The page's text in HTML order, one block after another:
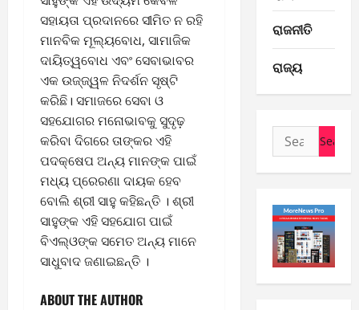
ସହାୟତା ପ୍ରଦାନରେ ସୀମିତ ନ ରହି
ମାନବିକ ମୂଲ୍ୟବୋଧ, ସାମାଜିକ
ଦାୟିତ୍ୱବୋଧ ଏବଂ ସେବାଭାବର
ଏକ ଉଜ୍ଜ୍ୱଳ ନିଦର୍ଶନ ସୃଷ୍ଟି
କରିଛି। ସମାଜରେ ସେବା ଓ
ସହଯୋଗର ମନୋଭାବକୁ ସୁଦୃଢ଼
କରିବା ଦିଗରେ ତାଙ୍କର ଏହି
ପଦକ୍ଷେପ ଅନ୍ୟ ମାନଙ୍କ ପାଇଁ
ମଧ୍ୟ ପ୍ରେରଣା ଦାୟକ ହେବ
ବୋଲି ଶ୍ରୀ ସାହୁ କହିଛନ୍ତି । ଶ୍ରୀ
ସାହୁଙ୍କ ଏହି ସହଯୋଗ ପାଇଁ
ବିଏଲ୍‌ଓଙ୍କ ସମେତ ଅନ୍ୟ ମାନେ
ସାଧୁବାଦ ଜଣାଇଛନ୍ତି ।
ABOUT THE AUTHOR
ରାଜନୀତି
ରାଜ୍ୟ
Search
for:
2
E-Paper
-
0
2
August
7,
2026
3
E-Paper
6
8
-
2
0
2
E-Paper